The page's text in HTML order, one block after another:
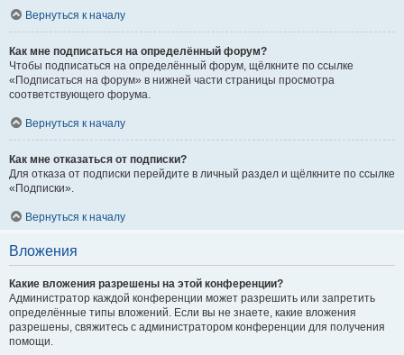
Вернуться к началу
Как мне подписаться на определённый форум?
Чтобы подписаться на определённый форум, щёлкните по ссылке
«Подписаться на форум» в нижней части страницы просмотра
соответствующего форума.
Вернуться к началу
Как мне отказаться от подписки?
Для отказа от подписки перейдите в личный раздел и щёлкните по ссылке
«Подписки».
Вернуться к началу
Вложения
Какие вложения разрешены на этой конференции?
Администратор каждой конференции может разрешить или запретить
определённые типы вложений. Если вы не знаете, какие вложения
разрешены, свяжитесь с администратором конференции для получения
помощи.